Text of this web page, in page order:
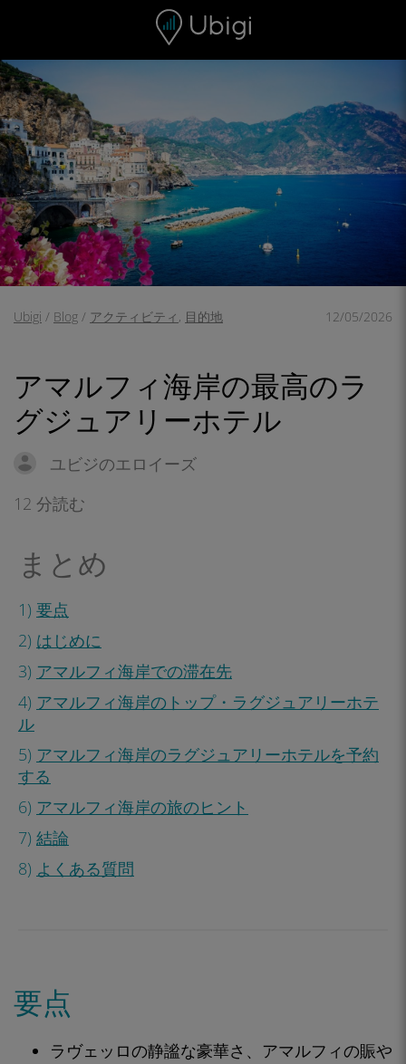
ナビゲーションバー
Ubigi / Blog / アクティビティ , 目的地 12/05/2026
アマルフィ海岸の最高のラ
グジュアリーホテル
ユビジのエロイーズ
12 分読む
まとめ
1) 要点
2) はじめに
3) アマルフィ海岸での滞在先
4) アマルフィ海岸のトップ・ラグジュアリーホテ
ル
5) アマルフィ海岸のラグジュアリーホテルを予約
する
6) アマルフィ海岸の旅のヒント
7) 結論
8) よくある質問
要点
ラヴェッロの静謐な豪華さ、アマルフィの賑や